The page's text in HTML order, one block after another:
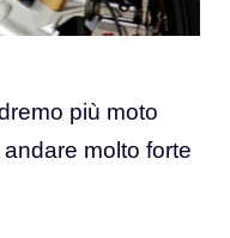
più moto
molto forte